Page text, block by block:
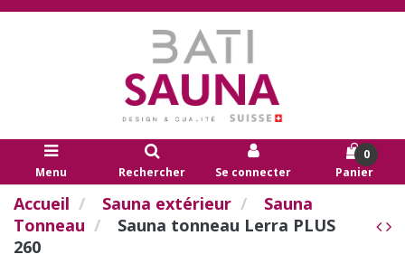
Menu Rechercher Se connecter
0
Panier
Accueil Sauna extérieur
Sauna
Tonneau
Sauna tonneau Lerra PLUS
260